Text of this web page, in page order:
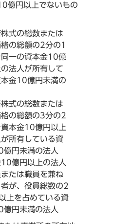
億円以上でないもの
式の総数または
の総額の2分の1
同一の資本金10億
法人が所有して
本金10億円未満の
式の総数または
格の総額の3分の2
資本金10億円以上
所有している資
億円未満の法人
億円以上の法人
たは職員を兼ね
が、役員総数の2
上を占めている資
億円未満の法人